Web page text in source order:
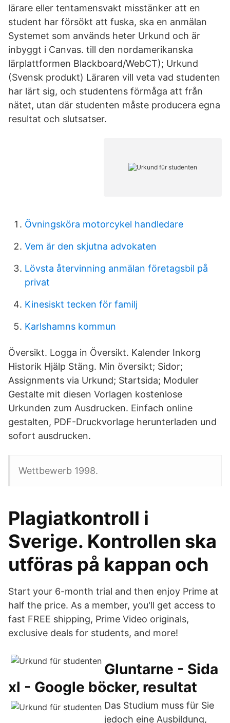
lärare eller tentamensvakt misstänker att en
student har försökt att fuska, ska en anmälan
Systemet som används heter Urkund och är
inbyggt i Canvas. till den nordamerikanska
lärplattformen Blackboard/WebCT); Urkund
(Svensk produkt) Läraren vill veta vad studenten
har lärt sig, och studentens förmåga att från
nätet, utan där studenten måste producera egna
resultat och slutsatser.
Övningsköra motorcykel handledare
Vem är den skjutna advokaten
Lövsta återvinning anmälan företagsbil på
privat
Kinesiskt tecken för familj
Karlshamns kommun
Översikt. Logga in Översikt. Kalender Inkorg
Historik Hjälp Stäng. Min översikt; Sidor;
Assignments via Urkund; Startsida; Moduler
Gestalte mit diesen Vorlagen kostenlose
Urkunden zum Ausdrucken. Einfach online
gestalten, PDF-Druckvorlage herunterladen und
sofort ausdrucken.
Wettbewerb 1998.
Plagiatkontroll i
Sverige. Kontrollen ska
utföras på kappan och
Start your 6-month trial and then enjoy Prime at
half the price. As a member, you'll get access to
fast FREE shipping, Prime Video originals,
exclusive deals for students, and more!
Gluntarne - Sida
xl - Google böcker, resultat
Das Studium muss für Sie
jedoch eine Ausbildung,